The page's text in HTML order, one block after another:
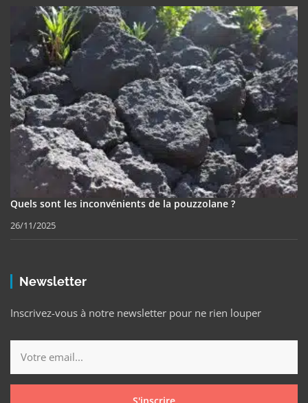
Quels sont les inconvénients de la pouzzolane ?
26/11/2025
Newsletter
Inscrivez-vous à notre newsletter pour ne rien louper